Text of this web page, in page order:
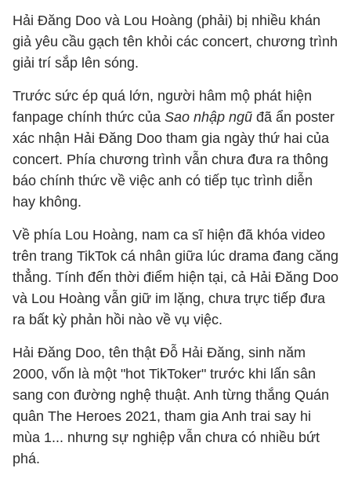
Hải Đăng Doo và Lou Hoàng (phải) bị nhiều khán
giả yêu cầu gạch tên khỏi các concert, chương trình
giải trí sắp lên sóng.
Trước sức ép quá lớn, người hâm mộ phát hiện
fanpage chính thức của Sao nhập ngũ đã ẩn poster
xác nhận Hải Đăng Doo tham gia ngày thứ hai của
concert. Phía chương trình vẫn chưa đưa ra thông
báo chính thức về việc anh có tiếp tục trình diễn
hay không.
Về phía Lou Hoàng, nam ca sĩ hiện đã khóa video
trên trang TikTok cá nhân giữa lúc drama đang căng
thẳng. Tính đến thời điểm hiện tại, cả Hải Đăng Doo
và Lou Hoàng vẫn giữ im lặng, chưa trực tiếp đưa
ra bất kỳ phản hồi nào về vụ việc.
Hải Đăng Doo, tên thật Đỗ Hải Đăng, sinh năm
2000, vốn là một "hot TikToker" trước khi lấn sân
sang con đường nghệ thuật. Anh từng thắng Quán
quân The Heroes 2021, tham gia Anh trai say hi
mùa 1... nhưng sự nghiệp vẫn chưa có nhiều bứt
phá.